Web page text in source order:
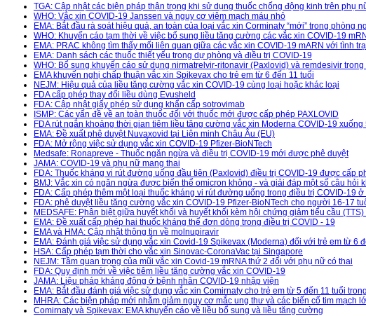
TGA: Cập nhật các biện pháp thận trọng khi sử dụng thuốc chống động kinh trên phụ
WHO: Vắc xin COVID-19 Janssen và nguy cơ viêm mạch máu nhỏ
EMA: Bắt đầu rà soát hiệu quả, an toàn của loại vắc xin Corminaty “mới” trong phòng
WHO: Khuyến cáo tạm thời về việc bổ sung liều tăng cường các vắc xin COVID-19
EMA: PRAC không tìm thấy mối liên quan giữa các vắc xin COVID-19 mARN với tình
EMA: Danh sách các thuốc thiết yếu trong dự phòng và điều trị COVID-19
WHO: Bổ sung khuyến cáo sử dụng nirmatrelvir-ritonavir (Paxlovid) và remdesivir
EMA khuyến nghị chấp thuận vắc xin Spikevax cho trẻ em từ 6 đến 11 tuổi
NEJM: Hiệu quả của liều tăng cường vắc xin COVID-19 cùng loại hoặc khác loại
FDA cấp phép thay đổi liều dùng Evusheld
FDA: Cập nhật giấy phép sử dụng khẩn cấp sotrovimab
ISMP: Các vấn đề về an toàn thuốc đối với thuốc mới được cấp phép PAXLOVID
FDA rút ngắn khoảng thời gian tiêm liều tăng cường vắc xin Moderna COVID-19 xuống
EMA: Đề xuất phê duyệt Nuvaxovid tại Liên minh Châu Âu (EU)
FDA: Mở rộng việc sử dụng vắc xin COVID-19 Pfizer-BioNTech
Medsafe: Ronapreve - Thuốc ngăn ngừa và điều trị COVID-19 mới được phê duyệt
JAMA: COVID-19 và phụ nữ mang thai
FDA: Thuốc kháng vi rút đường uống đầu tiên (Paxlovid) điều trị COVID-19 được cấp
BMJ: Vắc xin có ngăn ngừa được biến thể omicron không - và giải đáp một số câu hỏi
FDA: Cấp phép thêm một loại thuốc kháng vi rút đường uống trong điều trị COVID-19
FDA: phê duyệt liều tăng cường vắc xin COVID-19 Pfizer-BioNTech cho người 16-17
MEDSAFE: Phân biệt giữa huyết khối và huyết khối kèm hội chứng giảm tiểu cầu
EMA: Đề xuất cấp phép hai thuốc kháng thể đơn dòng trong điều trị COVID - 19
EMA và HMA: Cập nhật thông tin về molnupiravir
EMA: Đánh giá việc sử dụng vắc xin Covid-19 Spikevax (Moderna) đối với trẻ em từ 6
HSA: Cấp phép tạm thời cho vắc xin Sinovac-CoronaVac tại Singapore
NEJM: Tầm quan trọng của mũi vắc xin Covid-19 mRNA thứ 2 đối với phụ nữ có thai
FDA: Quy định mới về việc tiêm liều tăng cường vắc xin COVID-19
JAMA: Liệu pháp kháng đông ở bệnh nhân COVID-19 nhập viện
EMA: Bắt đầu đánh giá việc sử dụng vắc xin Comirnaty cho trẻ em từ 5 đến 11 tuổi
MHRA: Các biện pháp mới nhằm giảm nguy cơ mắc ung thư và các biến cố tim mạch
Comirnaty và Spikevax: EMA khuyến cáo về liều bổ sung và liều tăng cường